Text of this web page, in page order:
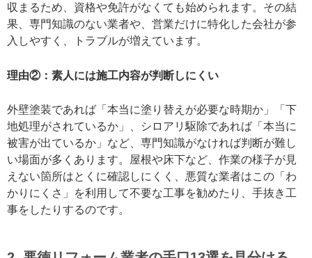
収まるため、資格や免許がなくても始められます。その結
果、専門知識のない業者や、営業だけに特化した会社が参
入しやすく、トラブルが増えています。
理由②：素人には施工内容が判断しにくい
外壁塗装であれば「本当に塗り替えが必要な時期か」「下
地処理がされているか」、シロアリ駆除であれば「本当に
被害が出ているか」など、専門知識がなければ判断が難し
い場面が多くあります。屋根や床下など、作業の様子が見
えない箇所はとくに確認しにくく、悪質な業者はこの「わ
かりにくさ」を利用して不要な工事を勧めたり、手抜き工
事をしたりするのです。